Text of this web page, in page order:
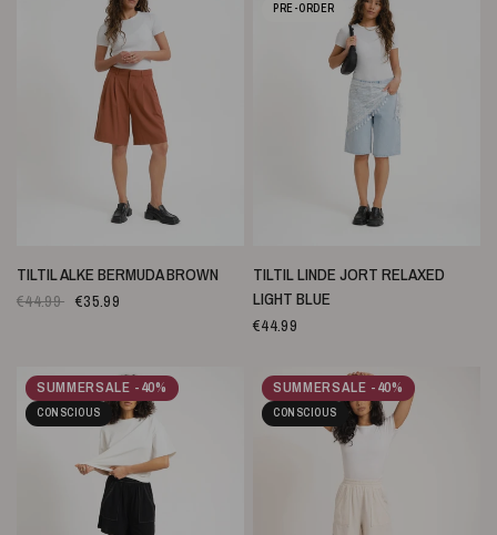
SNELLE WEERGAVE
TILTIL ALKE BERMUDA BROWN
€44.99 €35.99
PRE-ORDER
SNELLE WEERGAVE
TILTIL LINDE JORT RELAXED
LIGHT BLUE
€44.99
SUMMERSALE -40%
CONSCIOUS
SUMMERSALE -40%
CONSCIOUS